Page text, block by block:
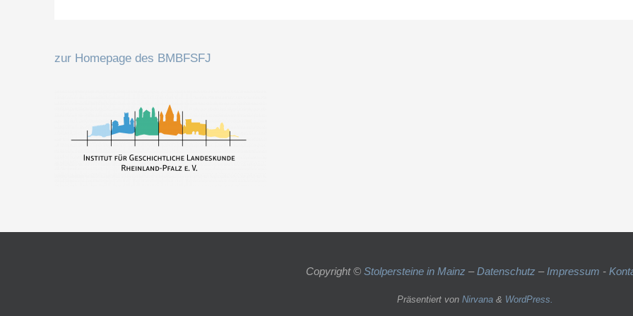
zur Homepage des BMBFSFJ
Copyright © Stolpersteine in Mainz –Datenschutz– Impressum -
Präsentiert von Nirvana& WordPress.